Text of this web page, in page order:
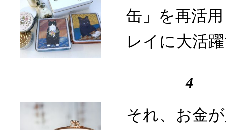
缶」を再活
レイに大活
4
それ、お金